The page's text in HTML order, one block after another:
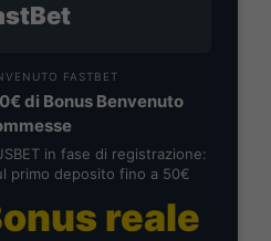
FASTBET
di Bonus Benvenuto
in fase di registrazione:
primo deposito fino a 50€
reale